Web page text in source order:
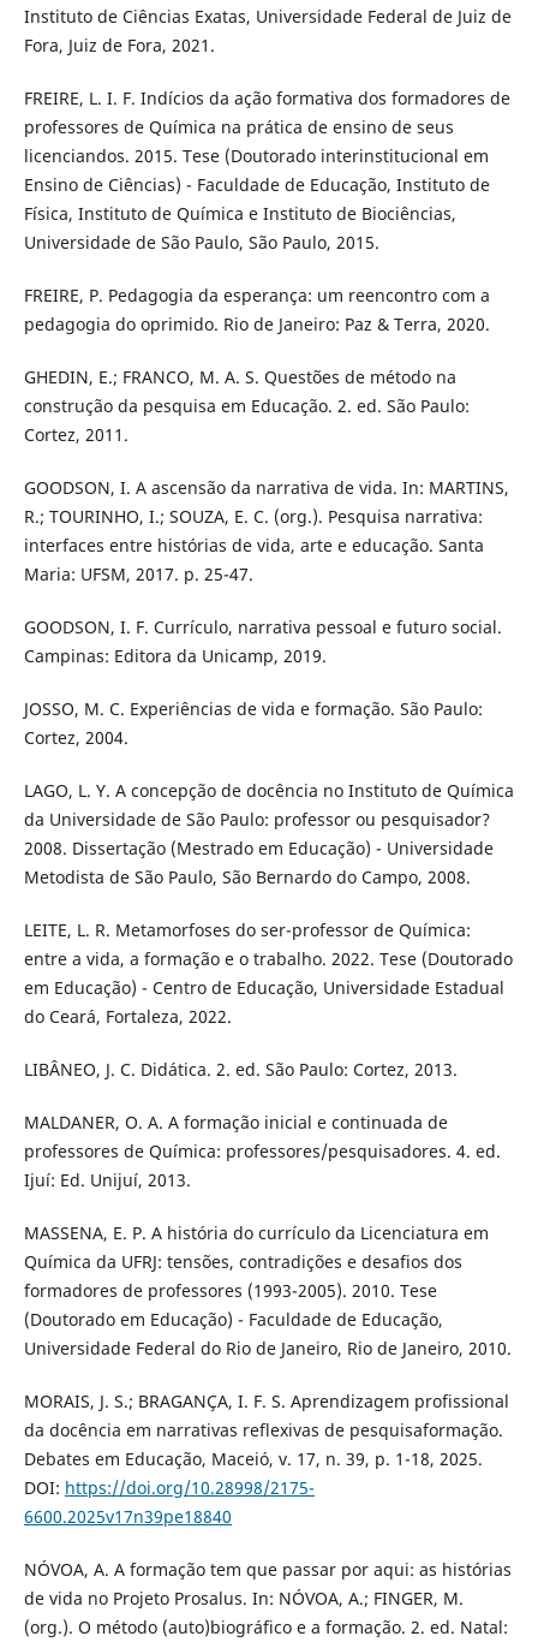
Instituto de Ciências Exatas, Universidade Federal de Juiz de
Fora, Juiz de Fora, 2021.
FREIRE, L. I. F. Indícios da ação formativa dos formadores de
professores de Química na prática de ensino de seus
licenciandos. 2015. Tese (Doutorado interinstitucional em
Ensino de Ciências) - Faculdade de Educação, Instituto de
Física, Instituto de Química e Instituto de Biociências,
Universidade de São Paulo, São Paulo, 2015.
FREIRE, P. Pedagogia da esperança: um reencontro com a
pedagogia do oprimido. Rio de Janeiro: Paz & Terra, 2020.
GHEDIN, E.; FRANCO, M. A. S. Questões de método na
construção da pesquisa em Educação. 2. ed. São Paulo:
Cortez, 2011.
GOODSON, I. A ascensão da narrativa de vida. In: MARTINS,
R.; TOURINHO, I.; SOUZA, E. C. (org.). Pesquisa narrativa:
interfaces entre histórias de vida, arte e educação. Santa
Maria: UFSM, 2017. p. 25-47.
GOODSON, I. F. Currículo, narrativa pessoal e futuro social.
Campinas: Editora da Unicamp, 2019.
JOSSO, M. C. Experiências de vida e formação. São Paulo:
Cortez, 2004.
LAGO, L. Y. A concepção de docência no Instituto de Química
da Universidade de São Paulo: professor ou pesquisador?
2008. Dissertação (Mestrado em Educação) - Universidade
Metodista de São Paulo, São Bernardo do Campo, 2008.
LEITE, L. R. Metamorfoses do ser-professor de Química:
entre a vida, a formação e o trabalho. 2022. Tese (Doutorado
em Educação) - Centro de Educação, Universidade Estadual
do Ceará, Fortaleza, 2022.
LIBÂNEO, J. C. Didática. 2. ed. São Paulo: Cortez, 2013.
MALDANER, O. A. A formação inicial e continuada de
professores de Química: professores/pesquisadores. 4. ed.
Ijuí: Ed. Unijuí, 2013.
MASSENA, E. P. A história do currículo da Licenciatura em
Química da UFRJ: tensões, contradições e desafios dos
formadores de professores (1993-2005). 2010. Tese
(Doutorado em Educação) - Faculdade de Educação,
Universidade Federal do Rio de Janeiro, Rio de Janeiro, 2010.
MORAIS, J. S.; BRAGANÇA, I. F. S. Aprendizagem profissional
da docência em narrativas reflexivas de pesquisaformação.
Debates em Educação, Maceió, v. 17, n. 39, p. 1-18, 2025.
DOI: https://doi.org/10.28998/2175-
6600.2025v17n39pe18840
NÓVOA, A. A formação tem que passar por aqui: as histórias
de vida no Projeto Prosalus. In: NÓVOA, A.; FINGER, M.
(org.). O método (auto)biográfico e a formação. 2. ed. Natal: